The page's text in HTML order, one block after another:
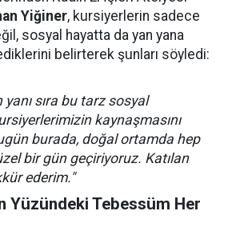
Yiğiner, kursiyerlerin sadece
sosyal hayatta da yan yana
belirterek şunları söyledi:
yanı sıra bu tarz sosyal
kaynaşmasını
burada, doğal ortamda hep
bir gün geçiriyoruz. Katılan
ederim."
Yüzündeki Tebessüm Her